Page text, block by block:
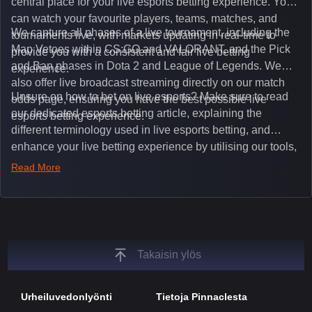
can watch your favourite players, teams, matches, and
tournaments live, with markets updating in real-time to
provide you with a consistent and fair live betting
experience.
We capture all phases of a live tournament, including the
Map Vetoes within CS:GO and VALORANT, and the Pick
and Ban phases in Dota 2 and League of Legends. We
also offer live broadcast streaming directly on our match
odds page, ensuring you have the best possible live
esports betting experience.
Unsure on how to bet on live esports? Make sure to read
our dedicated esports betting article, explaining the
different terminology used in live esports betting, and
enhance your live betting experience by utilising our tools,
such as integrated live broadcasts, match and round
unique insights on the latest esports events.
Read More
Takaisin ylös
Urheiluvedonlyönti Tietoja Pinnaclesta